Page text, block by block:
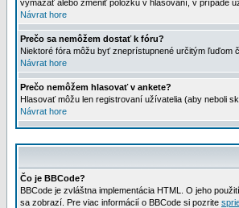
vymazať alebo zmeniť položku v hlasovaní, v prípade
Návrat hore
Prečo sa nemôžem dostať k fóru?
Niektoré fóra môžu byť zneprístupnené určitým ľuďom
Návrat hore
Prečo nemôžem hlasovať v ankete?
Hlasovať môžu len registrovaní užívatelia (aby neboli
Návrat hore
Čo je BBCode?
BBCode je zvláštna implementácia HTML. O jeho
sa zobrazí. Pre viac informácií o BBCode si pozrite